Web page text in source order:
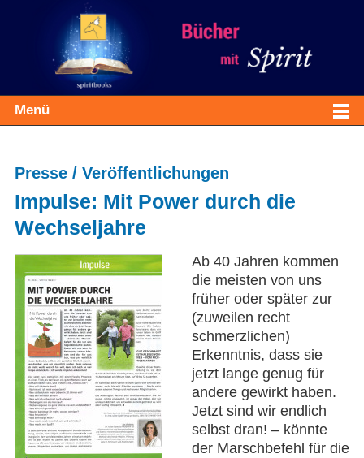
Menü
Presse / Veröffentlichungen
Impulse: Mit Power durch die
Wechseljahre
Ab 40 Jahren kommen
die meisten von uns
früher oder später zur
(zuweilen recht
schmerzlichen)
Erkenntnis, dass sie
jetzt lange genug für
andere gewirkt haben.
Jetzt sind wir endlich
selbst dran! – könnte
der Marschbefehl für die